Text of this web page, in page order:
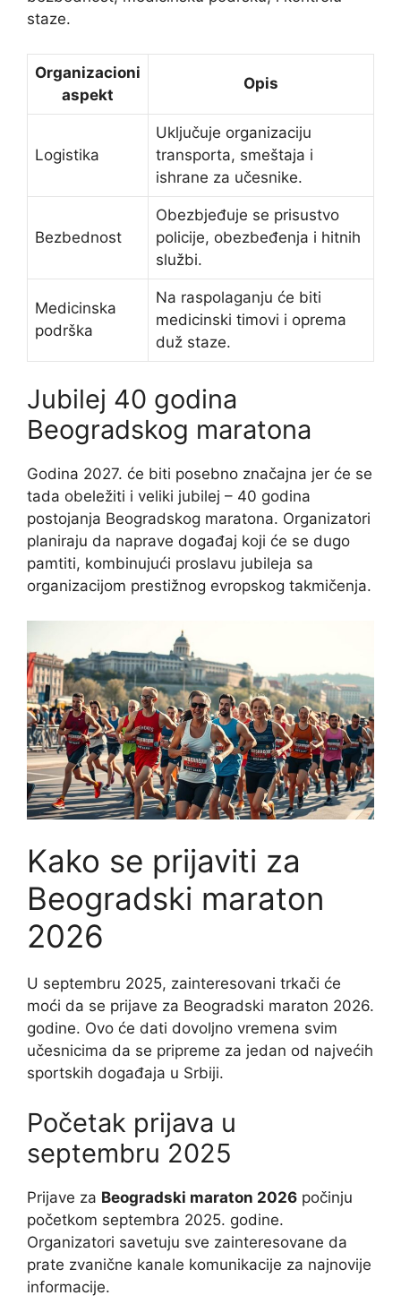
staze.
Organizacioni
aspekt
Opis
Logistika
Uključuje organizaciju
transporta, smeštaja i
ishrane za učesnike.
Bezbednost
Obezbjeđuje se prisustvo
policije, obezbeđenja i hitnih
službi.
Medicinska
podrška
Na raspolaganju će biti
medicinski timovi i oprema
duž staze.
Jubilej 40 godina
Beogradskog maratona
Godina 2027. će biti posebno značajna jer će se
tada obeležiti i veliki jubilej – 40 godina
postojanja Beogradskog maratona. Organizatori
planiraju da naprave događaj koji će se dugo
pamtiti, kombinujući proslavu jubileja sa
organizacijom prestižnog evropskog takmičenja.
Kako se prijaviti za
Beogradski maraton
2026
U septembru 2025, zainteresovani trkači će
moći da se prijave za Beogradski maraton 2026.
godine. Ovo će dati dovoljno vremena svim
učesnicima da se pripreme za jedan od najvećih
sportskih događaja u Srbiji.
Početak prijava u
septembru 2025
Prijave za Beogradski maraton 2026 počinju
početkom septembra 2025. godine.
Organizatori savetuju sve zainteresovane da
prate zvanične kanale komunikacije za najnovije
informacije.